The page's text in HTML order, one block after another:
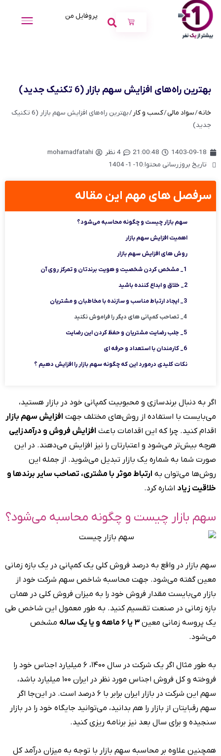
پروفایل من
بهترین راه‌های افزایش سهم بازار (6 تکنیک جدید)
خانه/سواد مالی/کسب و کار
/ بهترین راه‌های افزایش سهم بازار (6 تکنیک
جدید)
1403-09-18
21:00:48 4 نظر
mohamadfatahi
تاریخ بروزرسانی محتوا:10- 1- 1404
سرفصل های مهم این مقاله
سهم بازار چیست و چگونه محاسبه می‌شود؟
اهمیت افزایش سهم بازار
روش های افزایش سهم بازار
1_ مشخص کردن شخصیت و هویت برندتان و تمرکز روی آن
2_ خلاق و ابداع کننده باشید
3_ ایجاد ارتباط مناسب و سازنده با مخاطبان و مشتریان
4_ تصاحب کمپانی‌ های دیگر را فراموش نکنید
5_ جلب رضایت مشتریان و حفظ کردن این رضایت
6_ کارمندان با استعداد و حرفه ای
نکات کلیدی درمورد این‌ که چگونه سهم بازار را افزایش دهیم ؟
اگر به دنبال برندسازی و محبوبیت کمپانی خود در بازار هستید،
می‌بایست با استفاده از روش‌های مختلف جهت افزایش سهم بازار
اقدام کنید. چرا که این اقدامات باعث افزایش فروش و درآمدزایی
هرچه بیش‌تر می‌شود و اعتبارتان را نیز افزایش می‌دهند. در این
صورت شما به شماره یک بازار تبدیل می‌شوید‌. از‌ جمله این
روش‌ها می‌توان به ارتباط موثر با مشتری، تصاحب سایر برندها و
خلاقیت زیاد اشاره کرد.
سهم بازار چیست و چگونه محاسبه می‌شود؟
سهم بازار در واقع به درصد فروش کلی یک کمپانی در یک بازه زمانی
معین گفته می‌شود. جهت محاسبه شاخص سهم شرکت خود از
بازار می‌بایست مقدار فروش خود را به میزان فروش کلی در همان
بازه زمانی در صنعت تقسیم کنید. به طور معمول این شاخص طی
یک پروسه زمانی معین
مشخص
می‌شود.
به طور مثال اگر یک شرکت در سال ۱۴۰۰، ۶ میلیارد اجناس خود را
فروخته و کل فروش اجناس مورد نظر در ایران ۱۰۰ میلیارد باشد،
سهم این شرکت در بازار ایران برابر با ۶ درصد است. در این‌جا اگر
سهم رقبایتان از بازار را هم بدانید، می‌توانید جایگاه خود را در بازار
سنجیده و برای سال بعد نیز برنامه ریزی کنید.
همچنین علاوه بر محاسبه سهم بازار با توجه به میزان درآمد کل